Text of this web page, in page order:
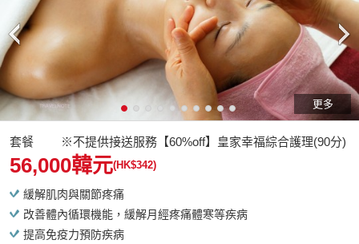
更多
套餐 ※不提供接送服務【60%off】皇家幸福綜合護理(90分)
56,000韓元(HK$342)
緩解肌肉與關節疼痛
改善體內循環機能，緩解月經疼痛體寒等疾病
提高免疫力預防疾病